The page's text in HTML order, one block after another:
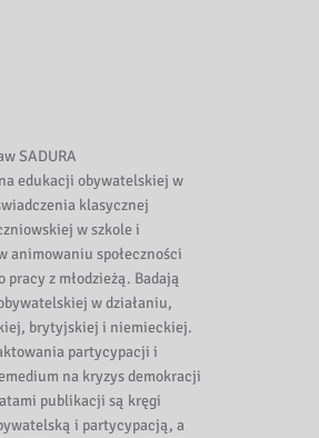
SADURA
edukacji obywatelskiej w
klasycznej
w szkole i
animowaniu społeczności
z młodzieżą. Badają
w działaniu,
brytyjskiej i niemieckiej.
partycypacji i
na kryzys demokracji
publikacji są kręgi
i partycypacją, a